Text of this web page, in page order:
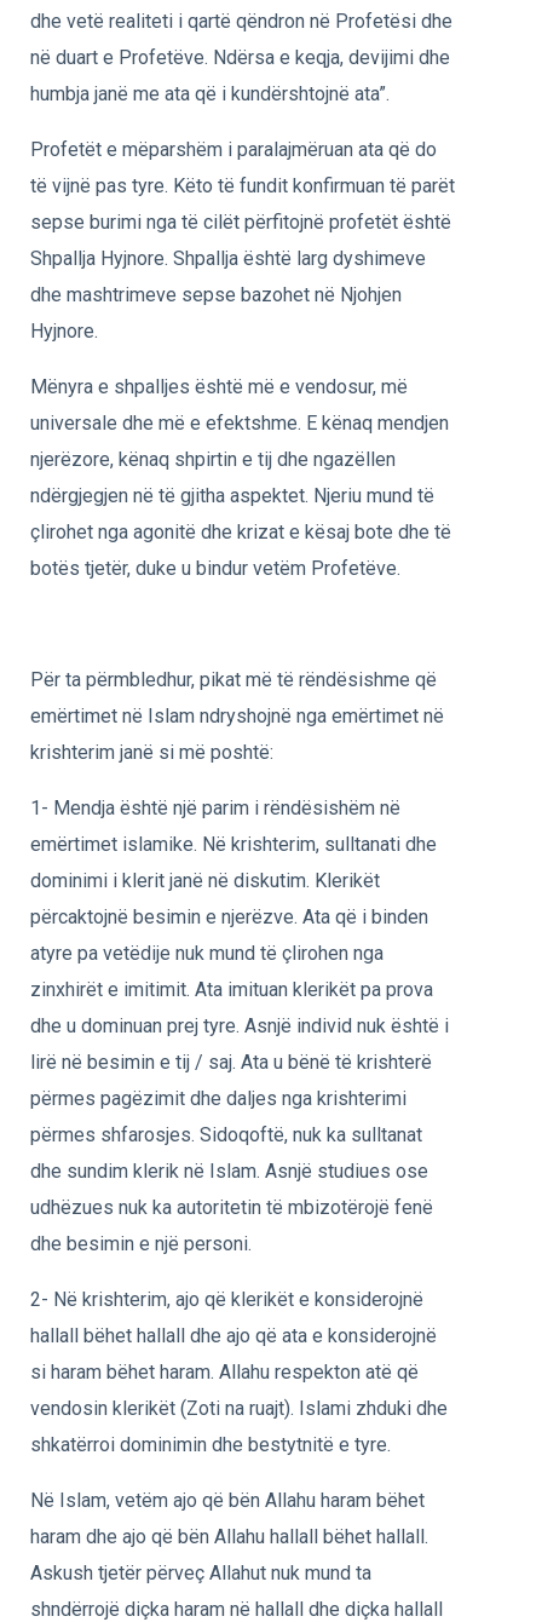
dhe vetë realiteti i qartë qëndron në Profetësi dhe
në duart e Profetëve. Ndërsa e keqja, devijimi dhe
humbja janë me ata që i kundërshtojnë ata”.
Profetët e mëparshëm i paralajmëruan ata që do
të vijnë pas tyre. Këto të fundit konfirmuan të parët
sepse burimi nga të cilët përfitojnë profetët është
Shpallja Hyjnore. Shpallja është larg dyshimeve
dhe mashtrimeve sepse bazohet në Njohjen
Hyjnore.
Mënyra e shpalljes është më e vendosur, më
universale dhe më e efektshme. E kënaq mendjen
njerëzore, kënaq shpirtin e tij dhe ngazëllen
ndërgjegjen në të gjitha aspektet. Njeriu mund të
çlirohet nga agonitë dhe krizat e kësaj bote dhe të
botës tjetër, duke u bindur vetëm Profetëve.
Për ta përmbledhur, pikat më të rëndësishme që
emërtimet në Islam ndryshojnë nga emërtimet në
krishterim janë si më poshtë:
1- Mendja është një parim i rëndësishëm në
emërtimet islamike. Në krishterim, sulltanati dhe
dominimi i klerit janë në diskutim. Klerikët
përcaktojnë besimin e njerëzve. Ata që i binden
atyre pa vetëdije nuk mund të çlirohen nga
zinxhirët e imitimit. Ata imituan klerikët pa prova
dhe u dominuan prej tyre. Asnjë individ nuk është i
lirë në besimin e tij / saj. Ata u bënë të krishterë
përmes pagëzimit dhe daljes nga krishterimi
përmes shfarosjes. Sidoqoftë, nuk ka sulltanat
dhe sundim klerik në Islam. Asnjë studiues ose
udhëzues nuk ka autoritetin të mbizotërojë fenë
dhe besimin e një personi.
2- Në krishterim, ajo që klerikët e konsiderojnë
hallall bëhet hallall dhe ajo që ata e konsiderojnë
si haram bëhet haram. Allahu respekton atë që
vendosin klerikët (Zoti na ruajt). Islami zhduki dhe
shkatërroi dominimin dhe bestytnitë e tyre.
Në Islam, vetëm ajo që bën Allahu haram bëhet
haram dhe ajo që bën Allahu hallall bëhet hallall.
Askush tjetër përveç Allahut nuk mund ta
shndërrojë diçka haram në hallall dhe diçka hallall